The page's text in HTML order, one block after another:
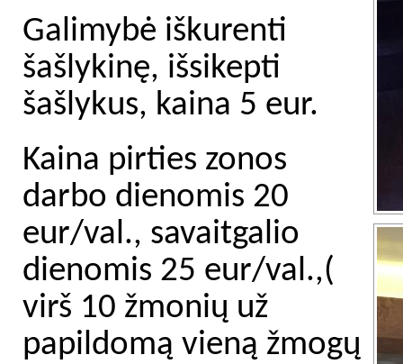
Galimybė iškurenti
šašlykinę, išsikepti
šašlykus, kaina 5 eur.
Kaina pirties zonos
darbo dienomis 20
eur/val., savaitgalio
dienomis 25 eur/val.,(
virš 10 žmonių už
papildomą vieną žmogų